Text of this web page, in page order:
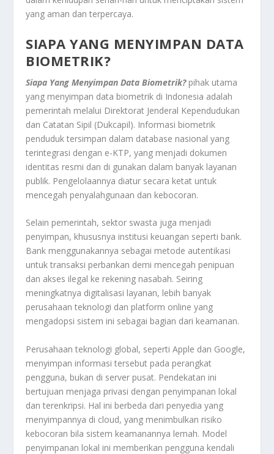
yang aman dan terpercaya.
SIAPA YANG MENYIMPAN DATA
BIOMETRIK?
Siapa Yang Menyimpan Data Biometrik? pihak utama
yang menyimpan data biometrik di Indonesia adalah
pemerintah melalui Direktorat Jenderal Kependudukan
dan Catatan Sipil (Dukcapil). Informasi biometrik
penduduk tersimpan dalam database nasional yang
terintegrasi dengan e-KTP, yang menjadi dokumen
identitas resmi dan di gunakan dalam banyak layanan
publik. Pengelolaannya diatur secara ketat untuk
mencegah penyalahgunaan dan kebocoran.
Selain pemerintah, sektor swasta juga menjadi
penyimpan, khususnya institusi keuangan seperti bank.
Bank menggunakannya sebagai metode autentikasi
untuk transaksi perbankan demi mencegah penipuan
dan akses ilegal ke rekening nasabah. Seiring
meningkatnya digitalisasi layanan, lebih banyak
perusahaan teknologi dan platform online yang
mengadopsi sistem ini sebagai bagian dari keamanan.
Perusahaan teknologi global, seperti Apple dan Google,
menyimpan informasi tersebut pada perangkat
pengguna, bukan di server pusat. Pendekatan ini
bertujuan menjaga privasi dengan penyimpanan lokal
dan terenkripsi. Hal ini berbeda dari penyedia yang
menyimpannya di cloud, yang menimbulkan risiko
kebocoran bila sistem keamanannya lemah. Model
penyimpanan lokal ini memberikan pengguna kendali